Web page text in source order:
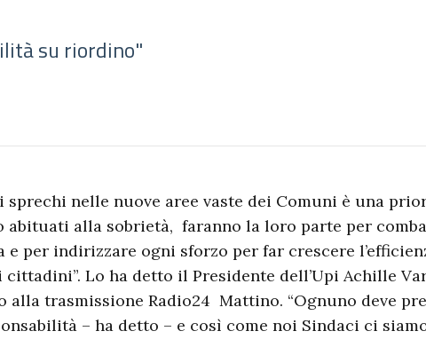
su riordino"
sprechi nelle nuove aree vaste dei Comuni è una
abituati alla sobrietà, faranno la loro parte per
e per indirizzare ogni sforzo per far crescere
cittadini”. Lo ha detto il Presidente dell’Upi Achille
alla trasmissione Radio24 Mattino. “Ognuno deve
– ha detto – e così come noi Sindaci ci